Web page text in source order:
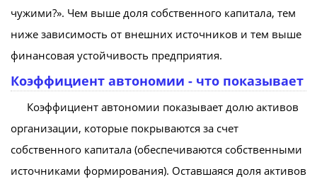
чужими?». Чем выше доля собственного капитала, тем
ниже зависимость от внешних источников и тем выше
финансовая устойчивость предприятия.
Коэффициент автономии - что показывает
Коэффициент автономии показывает долю активов
организации, которые покрываются за счет
собственного капитала (обеспечиваются собственными
источниками формирования). Оставшаяся доля активов